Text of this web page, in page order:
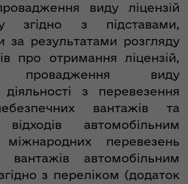
виду ліцензій
згідно з підставами,
за результатами розгляду
про отримання ліцензій,
провадження виду
діяльності з перевезення
вантажів та
автомобільним
міжнародних перевезень
вантажів автомобільним
з переліком (додаток